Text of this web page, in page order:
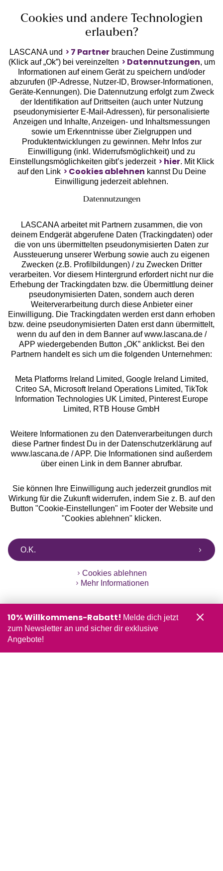
Geprüfte Sicherheit
Unsere Apps
Services
Beratung
Über uns
Rechtliches
Alle Preise inkl. MwSt., zzgl.
Versandkosten
** Bonität vorausgesetzt, berechtigt zur Bonitätsprüfung
Cookies und andere Technologien
erlauben?
LASCANA und 7 Partnerbrauchen Deine Zustimmung
(Klick auf „Ok”) bei vereinzelten
Datennutzungen, um
Informationen auf einem Gerät zu speichern und/oder
abzurufen (IP-Adresse, Nutzer-ID, Browser-Informationen,
Geräte-Kennungen). Die Datennutzung erfolgt zum Zweck
der Identifikation auf Drittseiten (auch unter Nutzung
pseudonymisierter E-Mail-Adressen), für personalisierte
Anzeigen und Inhalte, Anzeigen- und Inhaltsmessungen
sowie um Erkenntnisse über Zielgruppen und
Produktentwicklungen zu gewinnen. Mehr Infos zur
Einwilligung (inkl. Widerrufsmöglichkeit) und zu
Einstellungsmöglichkeiten gibt’s jederzeit
hier. Mit Klick
auf den Link
Cookies ablehnen kannst Du Deine
Einwilligung jederzeit ablehnen.
Datennutzungen
LASCANA arbeitet mit Partnern zusammen, die von
deinem Endgerät abgerufene Daten (Trackingdaten) oder
die von uns übermittelten pseudonymisierten Daten zur
Aussteuerung unserer Werbung sowie auch zu eigenen
Zwecken (z.B. Profilbildungen) / zu Zwecken Dritter
verarbeiten. Vor diesem Hintergrund erfordert nicht nur die
Erhebung der Trackingdaten bzw. die Übermittlung deiner
pseudonymisierten Daten, sondern auch deren
Weiterverarbeitung durch diese Anbieter einer
Einwilligung. Die Trackingdaten werden erst dann erhoben
bzw. deine pseudonymisierten Daten erst dann übermittelt,
wenn du auf den in dem Banner auf www.lascana.de /
APP wiedergebenden Button „OK” anklickst. Bei den
Partnern handelt es sich um die folgenden Unternehmen:
Meta Platforms Ireland Limited, Google Ireland Limited,
Criteo SA, Microsoft Ireland Operations Limited, TikTok
Information Technologies UK Limited, Pinterest Europe
Limited, RTB House GmbH
Weitere Informationen zu den Datenverarbeitungen durch
diese Partner findest Du in der Datenschutzerklärung auf
www.lascana.de / APP. Die Informationen sind außerdem
über einen Link in dem Banner abrufbar.
Sie können Ihre Einwilligung auch jederzeit grundlos mit
Wirkung für die Zukunft widerrufen, indem Sie z. B. auf den
Button "Cookie-Einstellungen" im Footer der Website und
"Cookies ablehnen" klicken.
O.K.
Cookies ablehnen
Mehr Informationen
10% Willkommens-Rabatt! Melde dich jetzt
zum Newsletter an und sicher dir exklusive
Angebote!